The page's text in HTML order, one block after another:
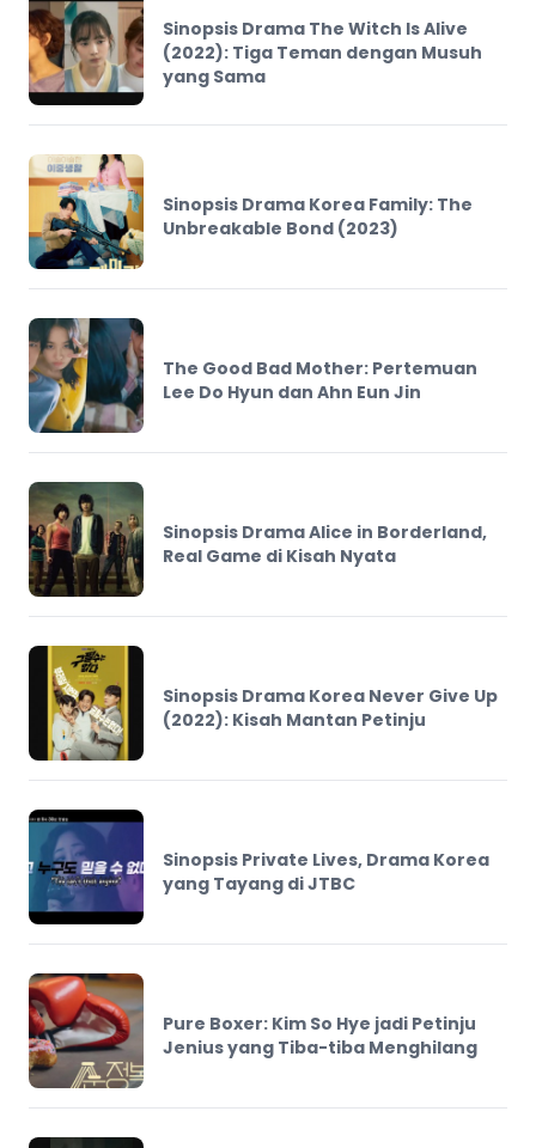
Sinopsis Drama The Witch Is Alive
(2022): Tiga Teman dengan Musuh
yang Sama
Sinopsis Drama Korea Family: The
Unbreakable Bond (2023)
The Good Bad Mother: Pertemuan
Lee Do Hyun dan Ahn Eun Jin
Sinopsis Drama Alice in Borderland,
Real Game di Kisah Nyata
Sinopsis Drama Korea Never Give Up
(2022): Kisah Mantan Petinju
Sinopsis Private Lives, Drama Korea
yang Tayang di JTBC
Pure Boxer: Kim So Hye jadi Petinju
Jenius yang Tiba-tiba Menghilang